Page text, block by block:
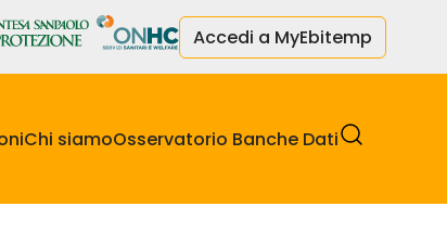
Accedi a MyEbitemp
Chi siamoOsservatorio Banche Dati